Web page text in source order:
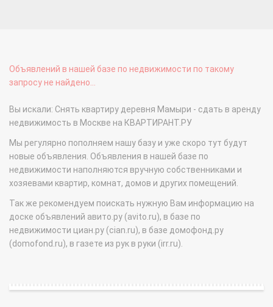
Объявлений в нашей базе по недвижимости по такому
запросу не найдено...
Вы искали: Снять квартиру деревня Мамыри - сдать в аренду
недвижимость в Москве на КВАРТИРАНТ.РУ
Мы регулярно пополняем нашу базу и уже скоро тут будут
новые объявления. Объявления в нашей базе по
недвижимости наполняются вручную собственниками и
хозяевами квартир, комнат, домов и других помещений.
Так же рекомендуем поискать нужную Вам информацию на
доске объявлений авито.ру (avito.ru), в базе по
недвижимости циан.ру (cian.ru), в базе домофонд.ру
(domofond.ru), в газете из рук в руки (irr.ru).